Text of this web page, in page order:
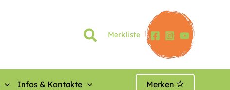
Merkliste
Infos & Kontakte Merken